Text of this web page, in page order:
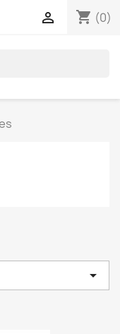
shopping_cart (0)

